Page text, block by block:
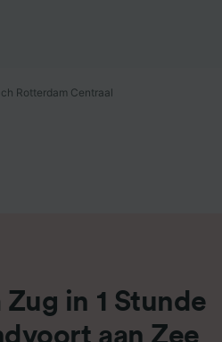
Rotterdam Centraal
in 1 Stunde
aan Zee